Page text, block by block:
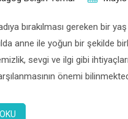
bırakılması gereken bir
anne ile yoğun bir şekilde
sevgi ve ilgi gibi
önemi
Bu durumda daha erken